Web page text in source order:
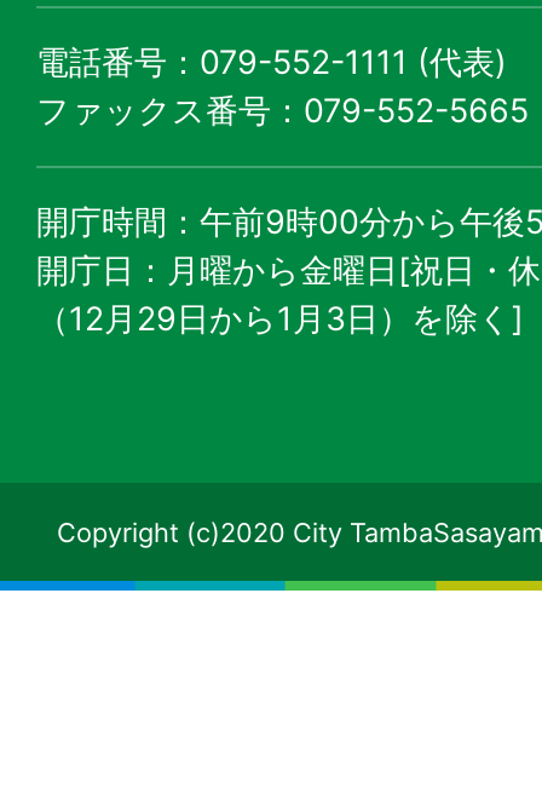
電話番号：079-552-1111 (代表)
ファックス番号：079-552-5665
開庁時間：午前9時00分から午後
開庁日：月曜から金曜日[祝日・
（12月29日から1月3日）を除く]
Copyright (c)2020 City